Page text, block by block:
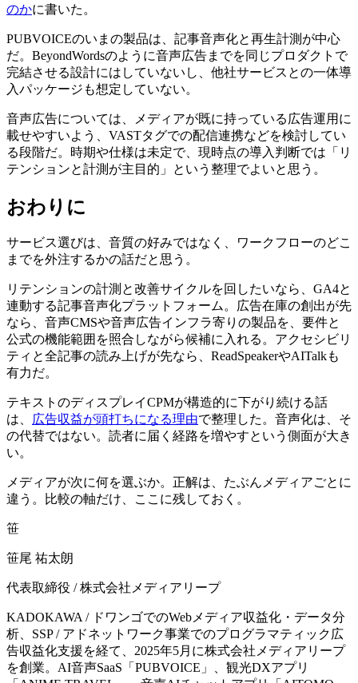
のかに書いた。
PUBVOICEのいまの製品は、記事音声化と再生計測が中心
だ。BeyondWordsのように音声広告までを同じプロダクトで
完結させる設計にはしていないし、他社サービスとの一体導
入パッケージも想定していない。
音声広告については、メディアが既に持っている広告運用に
載せやすいよう、VASTタグでの配信連携などを検討してい
る段階だ。時期や仕様は未定で、現時点の導入判断では「リ
テンションと計測が主目的」という整理でよいと思う。
おわりに
サービス選びは、音質の好みではなく、ワークフローのどこ
までを外注するかの話だと思う。
リテンションの計測と改善サイクルを回したいなら、GA4と
連動する記事音声化プラットフォーム。広告在庫の創出が先
なら、音声CMSや音声広告インフラ寄りの製品を、要件と
公式の機能範囲を照合しながら候補に入れる。アクセシビリ
ティと全記事の読み上げが先なら、ReadSpeakerやAITalkも
有力だ。
テキストのディスプレイCPMが構造的に下がり続ける話
は、 広告収益が頭打ちになる理由で整理した。音声化は、そ
の代替ではない。読者に届く経路を増やすという側面が大き
い。
メディアが次に何を選ぶか。正解は、たぶんメディアごとに
違う。比較の軸だけ、ここに残しておく。
笹
笹尾 祐太朗
代表取締役 /株式会社メディアリープ
KADOKAWA / ドワンゴでのWebメディア収益化・データ分
析、SSP / アドネットワーク事業でのプログラマティック広
告収益化支援を経て、2025年5月に株式会社メディアリープ
を創業。AI音声SaaS「PUBVOICE」、観光DXアプリ